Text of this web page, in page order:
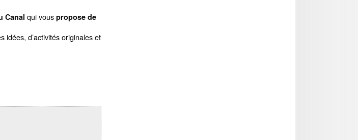
Canal qui vous propose de
idées, d’activités originales et